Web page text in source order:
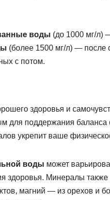
воды (до 1000 мг/л)
(более 1500 мг/л) — после
с потом.
здоровья и
для поддержания баланса
укрепит ваше
воды может
здоровья. Минералы
магний — из орехов и